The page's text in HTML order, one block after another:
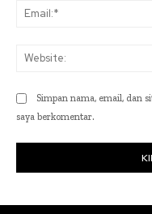
Simpan nama, email, dan
saya berkomentar.